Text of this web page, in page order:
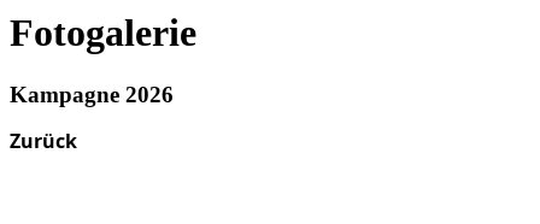
Fotogalerie
Kampagne 2026
Zurück